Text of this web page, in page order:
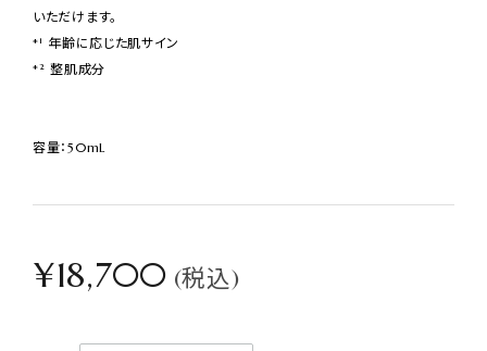
いただけます。
*¹ 年齢に応じた肌サイン
*² 整肌成分
容量：50mL
¥18,700 (税込)